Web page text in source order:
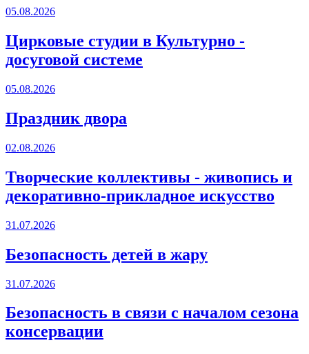
05.08.2026
Цирковые студии в Культурно -
досуговой системе
05.08.2026
Праздник двора
02.08.2026
Творческие коллективы - живопись и
декоративно-прикладное искусство
31.07.2026
Безопасность детей в жару
31.07.2026
Безопасность в связи с началом сезона
консервации